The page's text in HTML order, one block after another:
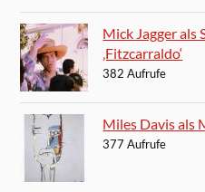
Mick Jagger als
‚Fitzcarraldo‘
382 Aufrufe
Miles Davis als
377 Aufrufe